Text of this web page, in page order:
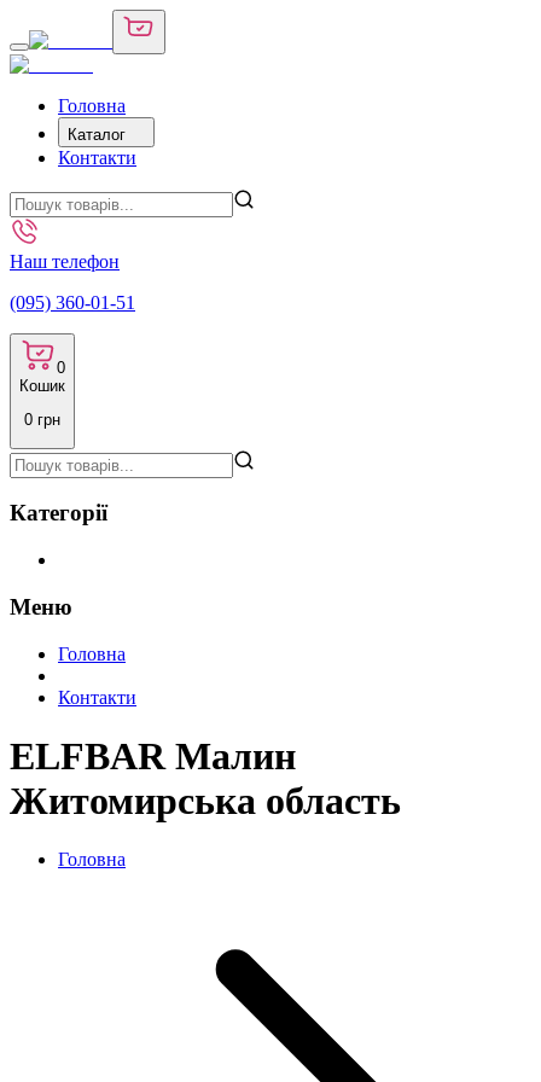
Головна
Каталог
Контакти
Наш телефон
(095) 360-01-51
0
Кошик
0 грн
Категорії
Меню
Головна
Контакти
ELFBAR Малин
Житомирська область
Головна